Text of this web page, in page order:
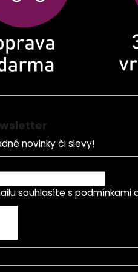
novinky či slevy!
souhlasíte s podmínkami